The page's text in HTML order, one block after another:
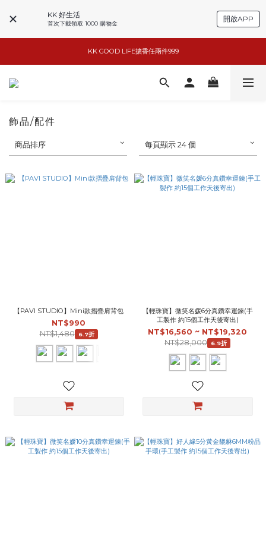
KK 好生活
首次下載領取 1000 購物金
開啟APP
basiik1件9折/2件88折
小家電6折起
KK GOOD LIFE擴香任兩件999
basiik1件9折/2件88折
飾品/配件
商品排序 每頁顯示 24 個
【PAVI STUDIO】Mini款摺疊肩背包
NT$990
NT$1,480
6.7折
【輕珠寶】微笑名媛6分真鑽幸運鍊(手
工製作 約15個工作天後寄出)
NT$16,560 ~ NT$19,320
NT$28,000
6.9折